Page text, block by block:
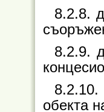
8.2.8.
8.2.9.
обекта